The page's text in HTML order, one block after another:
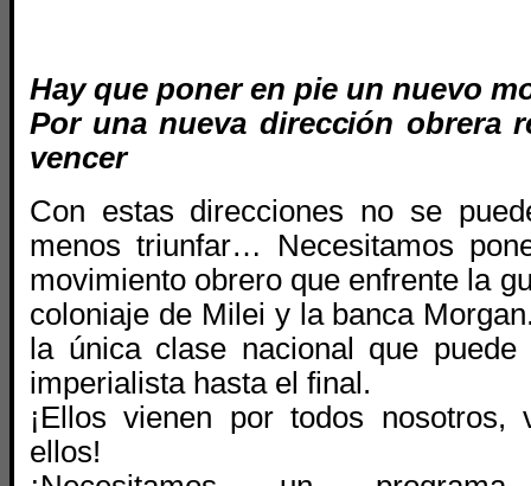
Hay que poner en pie un nuevo
Por una nueva dirección obrera
vencer
Con estas direcciones no se
menos triunfar… Necesitamos
movimiento obrero que enfrente la
coloniaje de Milei y la banca
la única clase nacional que
imperialista hasta el final.
¡Ellos vienen por todos nosotros,
ellos!